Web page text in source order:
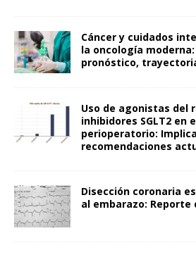
Cáncer y cuidados
la oncología
pronóstico,
Uso de agonistas del
inhibidores SGLT2 en
perioperatorio:
recomendaciones
Disección coronaria
al embarazo: Reporte